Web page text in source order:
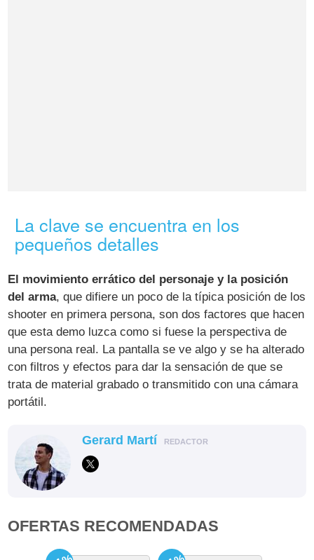
La clave se encuentra en los
pequeños detalles
El movimiento errático del personaje y la posición
del arma, que difiere un poco de la típica posición de los
shooter en primera persona, son dos factores que hacen
que esta demo luzca como si fuese la perspectiva de
una persona real. La pantalla se ve algo y se ha alterado
con filtros y efectos para dar la sensación de que se
trata de material grabado o transmitido con una cámara
portátil.
Gerard Martí REDACTOR
OFERTAS RECOMENDADAS